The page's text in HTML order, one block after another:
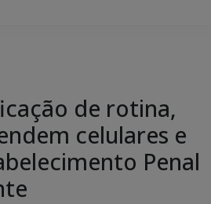
de rotina,
celulares e
Penal